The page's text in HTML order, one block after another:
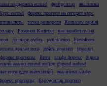
поддержка eurusd фунтдоллар
аналитика
Курс eurusd
форекс прогноз на сегодня курс
точка разворота
Romanov capital
Романов Капитал
как заработать на
доллару рубль рубль евро
Freshforex
доллар иена нефть прогноз
прогноз
форекс прогнозы Brent альфа форекс
биржа
анализ eurusd usdjpy gbpusd audusd
идеи идеи инвестиций
аналитика альфа
прогнозы
Евродоллар прогноз